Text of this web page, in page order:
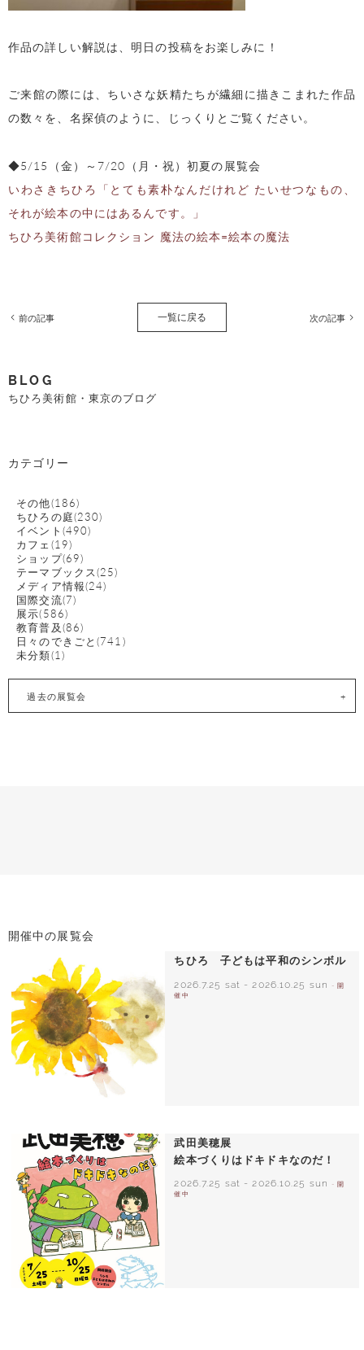
作品の詳しい解説は、明日の投稿をお楽しみに！
ご来館の際には、ちいさな妖精たちが繊細に描きこまれた作品
の数々を、名探偵のように、じっくりとご覧ください。
◆5/15（金）～7/20（月・祝）初夏の展覧会
いわさきちひろ「とても素朴なんだけれど たいせつなもの、
それが絵本の中にはあるんです。」
ちひろ美術館コレクション 魔法の絵本=絵本の魔法
前の記事 一覧に戻る 次の記事
BLOG
ちひろ美術館・東京のブログ
カテゴリー
その他(186)
ちひろの庭(230)
イベント(490)
カフェ(19)
ショップ(69)
テーマブックス(25)
メディア情報(24)
国際交流(7)
展示(586)
教育普及(86)
日々のできごと(741)
未分類(1)
過去の展覧会
開催中の展覧会
ちひろ 子どもは平和のシンボル
2026.7.25 sat - 2026.10.25 sun
- 開
催中
武田美穂展
絵本づくりはドキドキなのだ！
2026.7.25 sat -2026.10.25 sun
- 開
催中